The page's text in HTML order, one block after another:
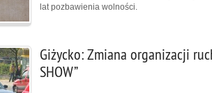
lat pozbawienia wolności.
Giżycko: Zmiana organizacji
SHOW”